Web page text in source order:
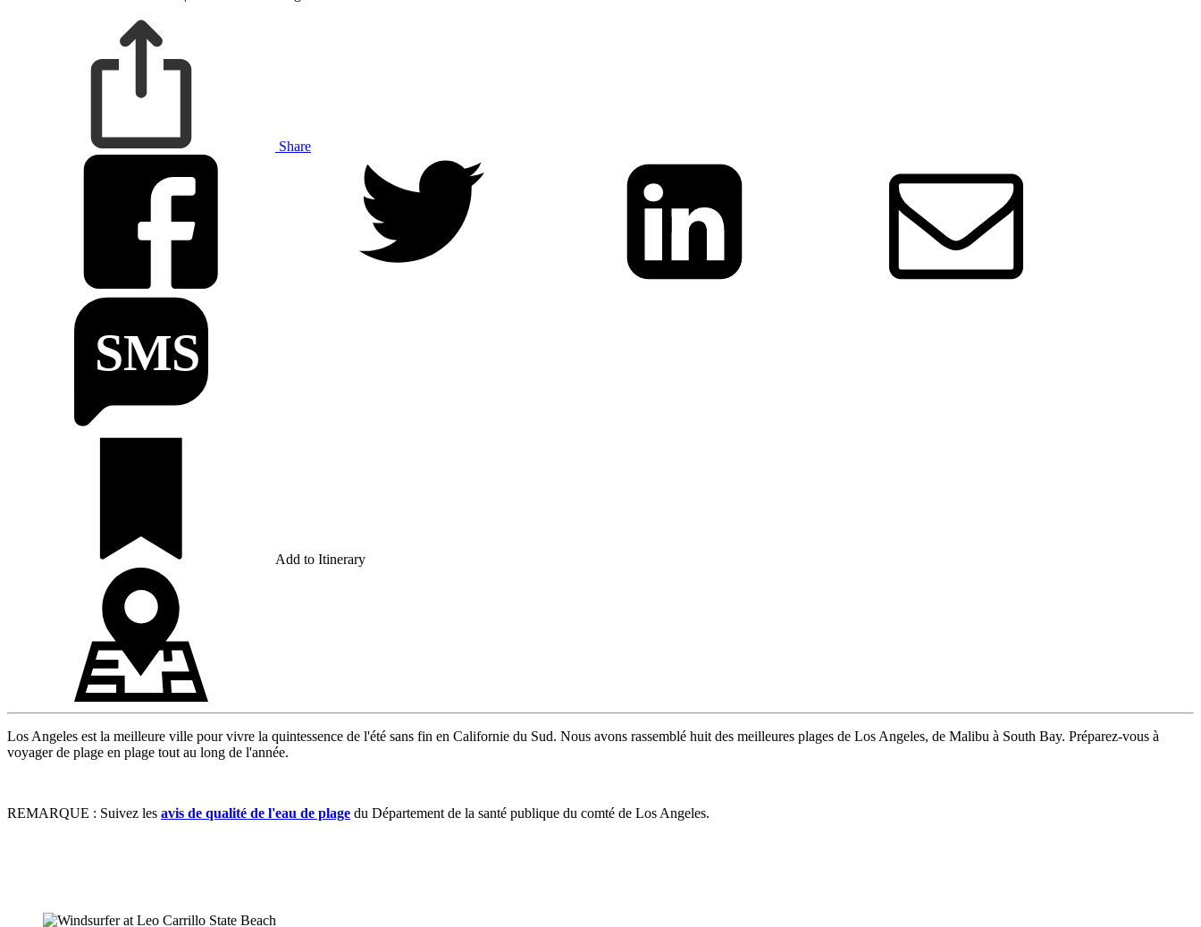
Share
Add to Itinerary
Los Angeles est la meilleure ville pour vivre la quintessence de l'été sans fin en Californie du Sud. Nous avons rassemblé huit des meilleures plages de Los Angeles, de Malibu à South Bay. Préparez-vous à
voyager de plage en plage tout au long de l'année.
REMARQUE : Suivez les avis de qualité de l'eau de plage du Département de la santé publique du comté de Los Angeles.